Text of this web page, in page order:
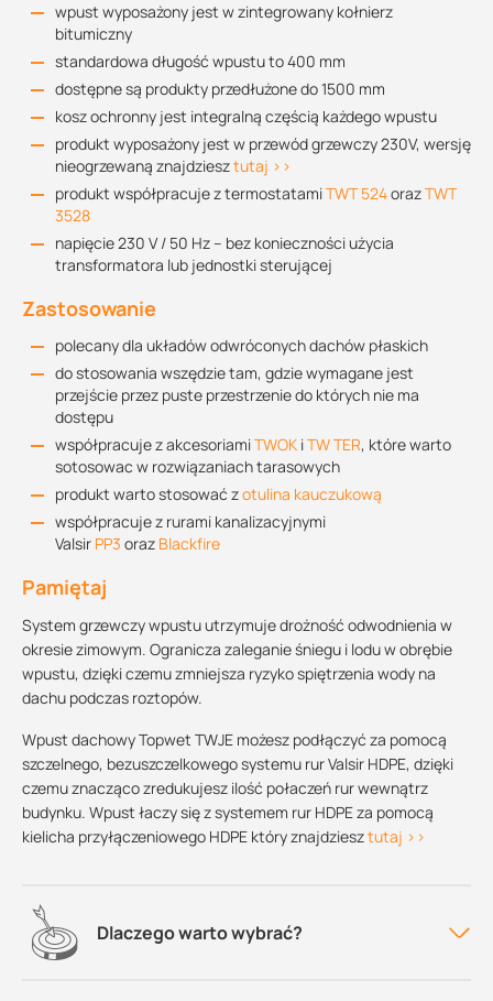
wpust wyposażony jest w zintegrowany kołnierz
bitumiczny
standardowa długość wpustu to 400 mm
dostępne są produkty przedłużone do 1500 mm
kosz ochronny jest integralną częścią każdego wpustu
produkt wyposażony jest w przewód grzewczy 230V, wersję
nieogrzewaną znajdziesztutaj >>
produkt współpracuje z termostatamiTWT 524orazTWT
3528
napięcie 230 V / 50 Hz – bez konieczności użycia
transformatora lub jednostki sterującej
Zastosowanie
polecany dla układów odwróconych dachów płaskich
do stosowania wszędzie tam, gdzie wymagane jest
przejście przez puste przestrzenie do których nie ma
dostępu
współpracuje z akcesoriamiTWOK iTW TER, które warto
sotosowac w rozwiązaniach tarasowych
produkt warto stosować zotulina kauczukową
współpracuje z rurami kanalizacyjnymi
Valsir PP3 oraz Blackfire
Pamiętaj
System grzewczy wpustu utrzymuje drożność odwodnienia w
okresie zimowym. Ogranicza zaleganie śniegu i lodu w obrębie
wpustu, dzięki czemu zmniejsza ryzyko spiętrzenia wody na
dachu podczas roztopów.
Wpust dachowy Topwet TWJE możesz podłączyć za pomocą
szczelnego, bezuszczelkowego systemu rur Valsir HDPE, dzięki
czemu znacząco zredukujesz ilość połaczeń rur wewnątrz
budynku. Wpust łaczy się z systemem rur HDPE za pomocą
kielicha przyłączeniowego HDPE który znajdziesztutaj >>
Dlaczego warto wybrać?